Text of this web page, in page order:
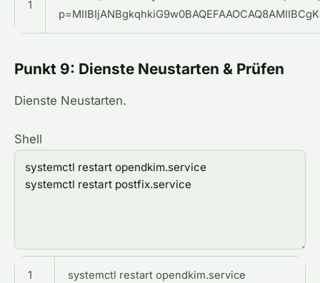
1
p=
Punkt 9: Dienste Neustarten & Prüfen
Dienste Neustarten.
Shell
1
systemctl restart opendkim.service